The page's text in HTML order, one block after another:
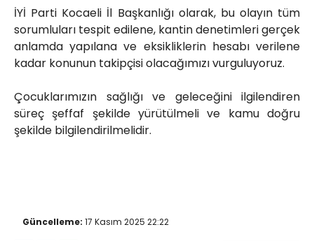
İYİ Parti Kocaeli İl Başkanlığı olarak, bu olayın tüm
sorumluları tespit edilene, kantin denetimleri gerçek
anlamda yapılana ve eksikliklerin hesabı verilene
kadar konunun takipçisi olacağımızı vurguluyoruz.
Çocuklarımızın sağlığı ve geleceğini ilgilendiren
süreç şeffaf şekilde yürütülmeli ve kamu doğru
şekilde bilgilendirilmelidir.
Güncelleme: 17 Kasım 2025 22:22